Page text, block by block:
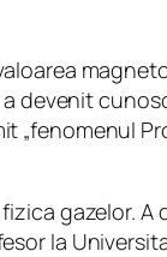
devenit
„fenomenul
gazelor.
la